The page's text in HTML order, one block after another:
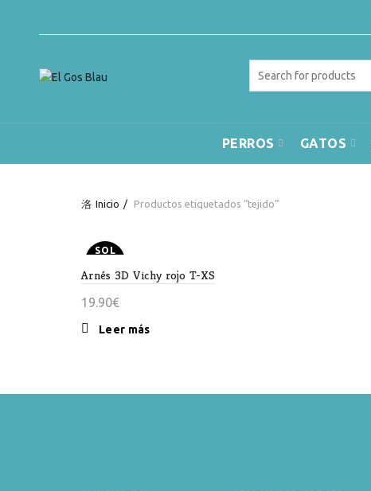
PERROS GATOS
Inicio Productos etiquetados “tejido”
SOL
T
Arnés 3D Vichy rojo T-XS
19.90€
Leer más